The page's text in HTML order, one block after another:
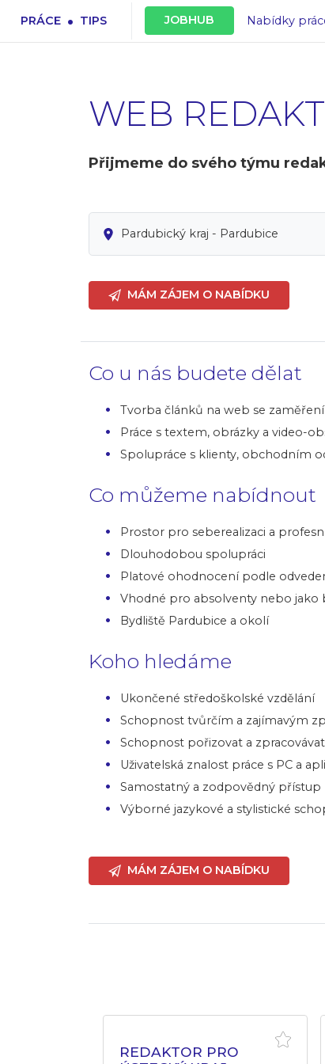
PRÁCE . TIPS JOBHUB Nabídky
WEB
Přijmeme do svého týmu
Pardubický kraj - Pardubice
MÁM ZÁJEM O NABÍDKU
Co u nás budete dělat
Tvorba článků na web se
Práce s textem, obrázky a video-
Spolupráce s klienty, obchodním
Co můžeme nabídnout
Prostor pro seberealizaci a
Dlouhodobou spolupráci
Platové ohodnocení podle
Vhodné pro absolventy nebo jako
Bydliště Pardubice a okolí
Koho hledáme
Ukončené středoškolské vzdělání
Schopnost tvůrčím a zajímavým
Schopnost pořizovat a
Uživatelská znalost práce s PC a
Samostatný a zodpovědný
Výborné jazykové a stylistické
MÁM ZÁJEM O NABÍDKU
REDAKTOR PRO